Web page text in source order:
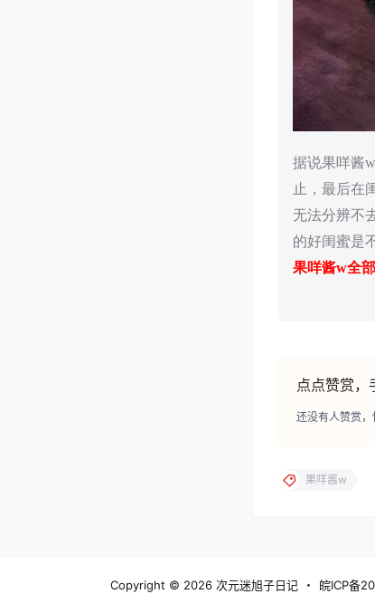
据说果咩酱
止，最后在
无法分辨不
的好闺蜜是
果咩酱w全
点点赞赏，
还没有人赞赏，
果咩酱w
Copyright © 2026 次元迷旭子日记 ・ 皖ICP备